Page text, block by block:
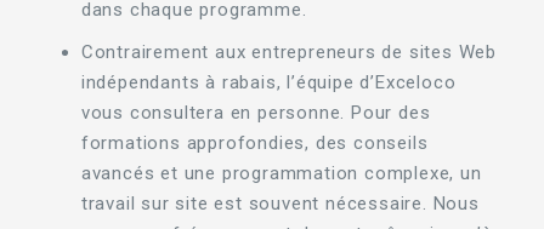
dans chaque programme.
Contrairement aux entrepreneurs de sites Web
indépendants à rabais, l’équipe d’Exceloco
vous consultera en personne. Pour des
formations approfondies, des conseils
avancés et une programmation complexe, un
travail sur site est souvent nécessaire. Nous